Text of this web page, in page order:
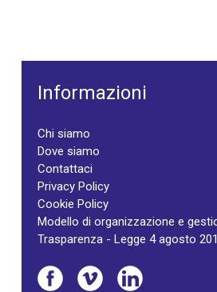
Informazioni
Chi siamo
Dove siamo
Contattaci
Privacy Policy
Cookie Policy
Modello di organizzazione e
Trasparenza - Legge 4 agosto